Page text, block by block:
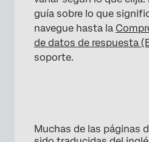
guía sobre lo que
navegue hasta la
de datos de respuesta
soporte.
Muchas de las páginas